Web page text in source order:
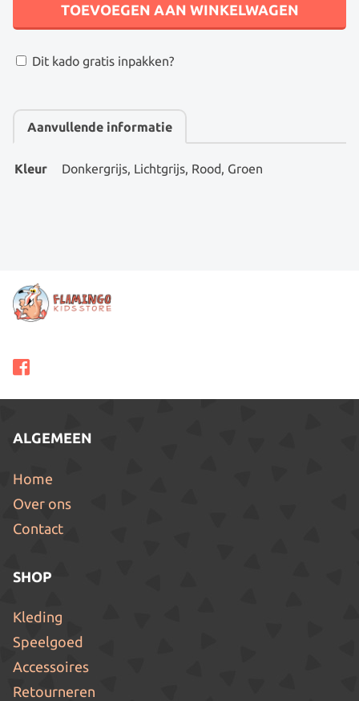
4
AANTAL
TOEVOEGEN AAN WINKELWAGEN
Dit kado gratis inpakken?
Aanvullende informatie
Kleur Donkergrijs, Lichtgrijs, Rood, Groen
ALGEMEEN
Home
Over ons
Contact
SHOP
Kleding
Speelgoed
Accessoires
Retourneren